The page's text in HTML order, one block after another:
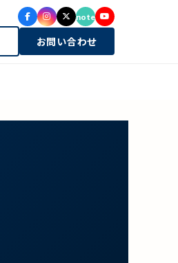
note
お問い合わせ